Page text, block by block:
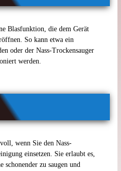
Blasfunktion, die dem Gerät
So kann etwa ein
oder der Nass-Trockensauger
werden.
wenn Sie den Nass-
einsetzen. Sie erlaubt es,
schonender zu saugen und